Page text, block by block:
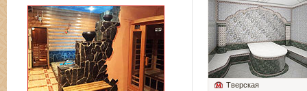
Тверская